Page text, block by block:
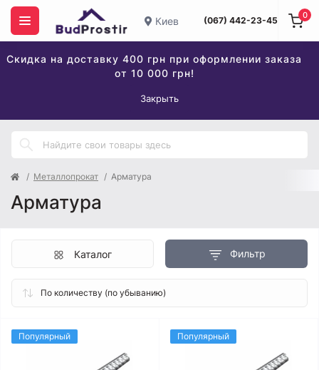
Киев (067) 442-23-45
Скидка на доставку 400 грн при оформлении заказа
от 10 000 грн!
Закрыть
0
Металлопрокат Арматура
Арматура
Фильтр
Каталог
Популярный Популярный